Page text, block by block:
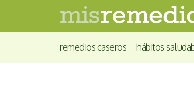
remedios caseros hábitos